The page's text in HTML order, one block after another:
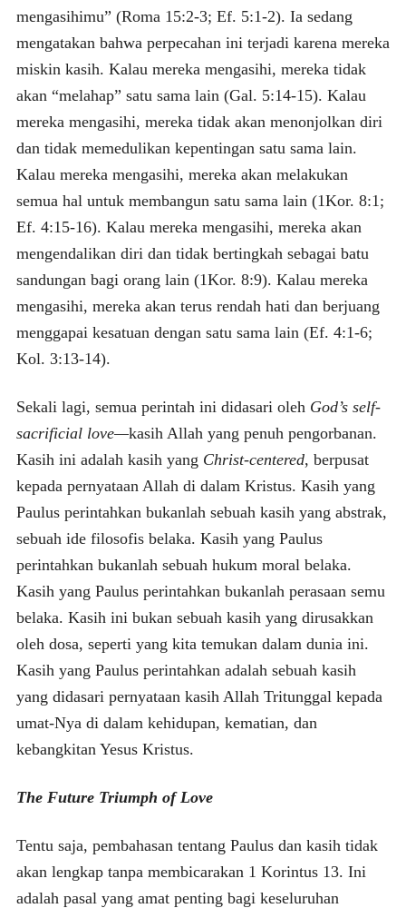
mengasihimu” (Roma 15:2-3; Ef. 5:1-2). Ia sedang
mengatakan bahwa perpecahan ini terjadi karena mereka
miskin kasih. Kalau mereka mengasihi, mereka tidak
akan “melahap” satu sama lain (Gal. 5:14-15). Kalau
mereka mengasihi, mereka tidak akan menonjolkan diri
dan tidak memedulikan kepentingan satu sama lain.
Kalau mereka mengasihi, mereka akan melakukan
semua hal untuk membangun satu sama lain (1Kor. 8:1;
Ef. 4:15-16). Kalau mereka mengasihi, mereka akan
mengendalikan diri dan tidak bertingkah sebagai batu
sandungan bagi orang lain (1Kor. 8:9). Kalau mereka
mengasihi, mereka akan terus rendah hati dan berjuang
menggapai kesatuan dengan satu sama lain (Ef. 4:1-6;
Kol. 3:13-14).
Sekali lagi, semua perintah ini didasari oleh God’s self-
sacrificial love—kasih Allah yang penuh pengorbanan.
Kasih ini adalah kasih yang Christ-centered, berpusat
kepada pernyataan Allah di dalam Kristus. Kasih yang
Paulus perintahkan bukanlah sebuah kasih yang abstrak,
sebuah ide filosofis belaka. Kasih yang Paulus
perintahkan bukanlah sebuah hukum moral belaka.
Kasih yang Paulus perintahkan bukanlah perasaan semu
belaka. Kasih ini bukan sebuah kasih yang dirusakkan
oleh dosa, seperti yang kita temukan dalam dunia ini.
Kasih yang Paulus perintahkan adalah sebuah kasih
yang didasari pernyataan kasih Allah Tritunggal kepada
umat-Nya di dalam kehidupan, kematian, dan
kebangkitan Yesus Kristus.
The Future Triumph of Love
Tentu saja, pembahasan tentang Paulus dan kasih tidak
akan lengkap tanpa membicarakan 1 Korintus 13. Ini
adalah pasal yang amat penting bagi keseluruhan